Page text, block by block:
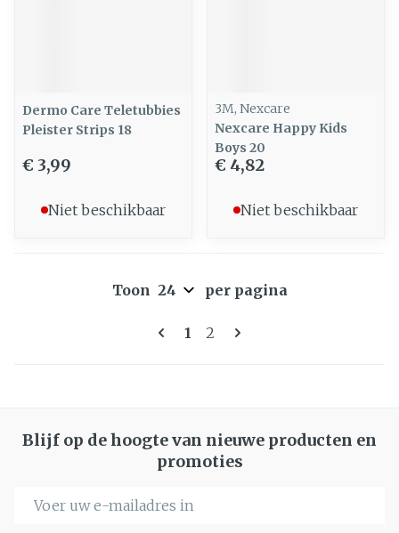
Dermo Care Teletubbies
Pleister Strips 18
€ 3,99
Niet beschikbaar
3M, Nexcare
Nexcare Happy Kids
Boys 20
€ 4,82
Niet beschikbaar
Pagina's
U lees momenteel pagina
1 Pagina
2
Toon per pagina
Blijf op de hoogte van nieuwe producten en
promoties